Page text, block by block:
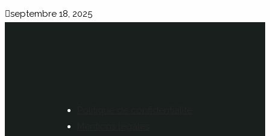
septembre 18, 2025